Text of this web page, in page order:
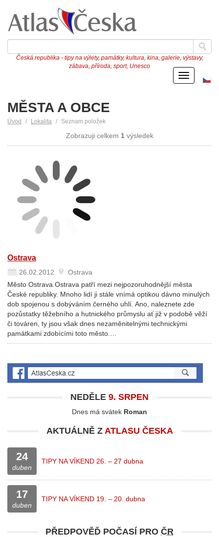
Česká republika - tipy na výlety, památky, kultura, kina, galerie, výstavy,
zábava, příroda, sport, Unesco
Menu
MĚSTA A OBCE
Úvod Lokalita Seznam položek
Zobrazuji celkem 1 výsledek
Ostrava
26.02.2012
Ostrava
Město Ostrava.Ostrava patří mezi nejpozoruhodnější města
České republiky. Mnoho lidí ji stále vnímá optikou dávno minulých
dob spojenou s dobýváním černého uhlí. Ano, naleznete zde
pozůstatky těžebního a hutnického průmyslu ať již v podobě věží
či továren, ty jsou však dnes nezaměnitelnými technickými
památkami zdobícími toto město.…
NEDĚLE 9. SRPEN
Dnes má svátek Roman
AKTUÁLNĚ Z ATLASU ČESKA
24
duben
TIPY NA VÍKEND 26. – 27 dubna
17
duben
TIPY NA VÍKEND 19. – 20. dubna
PŘEDPOVĚĎ POČASÍ PRO ČR